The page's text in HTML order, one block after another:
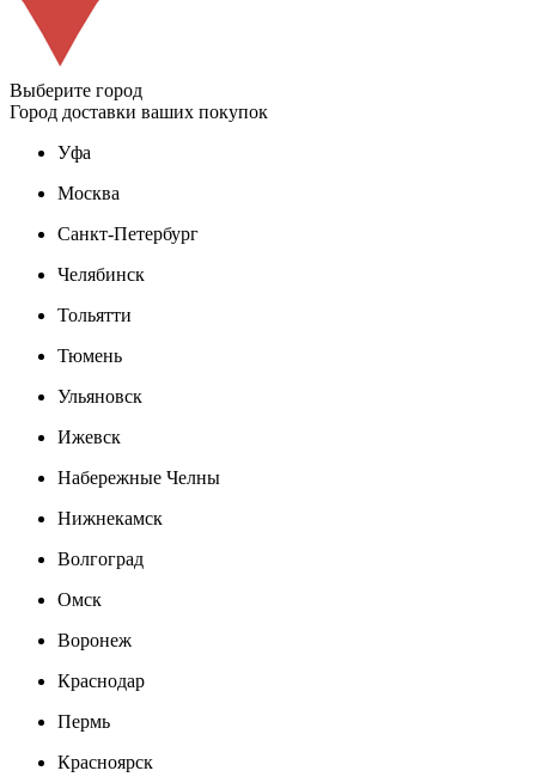
Выберите город
Город доставки ваших покупок
Уфа
Москва
Санкт-Петербург
Челябинск
Тольятти
Тюмень
Ульяновск
Ижевск
Набережные Челны
Нижнекамск
Волгоград
Омск
Воронеж
Краснодар
Пермь
Красноярск